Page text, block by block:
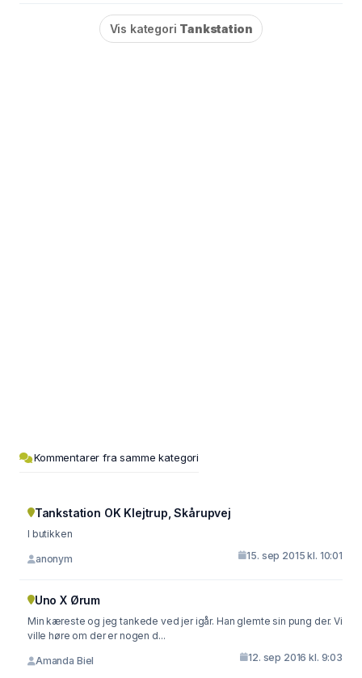
Vis kategori Tankstation
Kommentarer fra samme kategori
Tankstation OK Klejtrup, Skårupvej
I butikken
anonym 15. sep 2015 kl. 10:01
Uno X Ørum
Min kæreste og jeg tankede ved jer igår. Han glemte sin pung der. Vi
ville høre om der er nogen d...
Amanda Biel 12. sep 2016 kl. 9:03